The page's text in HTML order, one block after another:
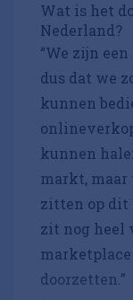
Wat is het
Nederland?
“We zijn
dus dat we
kunnen
kunnen
markt, maar
zitten op dit
zit nog heel
doorzetten.”